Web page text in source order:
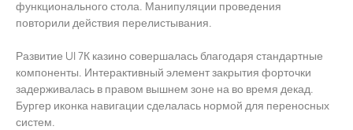
функционального стола. Манипуляции проведения
повторили действия перелистывания.
Развитие UI 7К казино совершалась благодаря стандартные
компоненты. Интерактивный элемент закрытия форточки
задерживалась в правом вышнем зоне на во время декад.
Бургер иконка навигации сделалась нормой для переносных
систем.